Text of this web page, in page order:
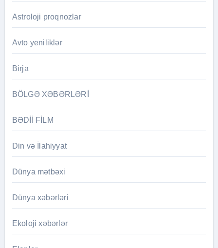
Astroloji proqnozlar
Avto yeniliklər
Birja
BÖLGƏ XƏBƏRLƏRİ
BƏDİİ FİLM
Din və İlahiyyat
Dünya mətbəxi
Dünya xəbərləri
Ekoloji xəbərlər